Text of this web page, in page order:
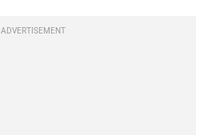
ADVERTISEMENT